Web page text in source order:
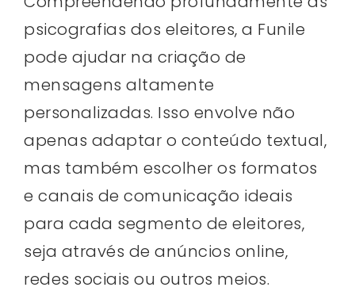
psicografias dos eleitores, a Funile
pode ajudar na criação de
mensagens altamente
personalizadas. Isso envolve não
apenas adaptar o conteúdo textual,
mas também escolher os formatos
e canais de comunicação ideais
para cada segmento de eleitores,
seja através de anúncios online,
redes sociais ou outros meios.